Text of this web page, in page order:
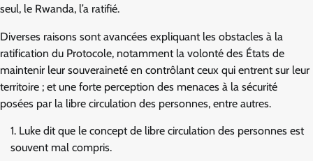
seul, le Rwanda, l’a ratifié.
Diverses raisons sont avancées expliquant les obstacles à la
ratification du Protocole, notamment la volonté des États de
maintenir leur souveraineté en contrôlant ceux qui entrent sur leur
territoire ; et une forte perception des menaces à la sécurité
posées par la libre circulation des personnes, entre autres.
Luke dit que le concept de libre circulation des personnes est
souvent mal compris.